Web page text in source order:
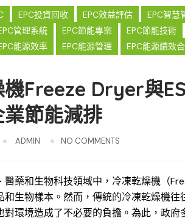
EPC投資回收 EPC效益評估 EPC智慧
管理系統 EPC節能專案 EPC節能技術
能源效率 EPC能源管理 EPC能源績效
Freeze Dryer與
節能減排
ADMIN NO COMMENTS
醫藥和生物科技領域中，冷凍乾燥機（
和生物樣本。然而，傳統的冷凍乾燥機
對環境造成了不必要的負擔。為此，政府